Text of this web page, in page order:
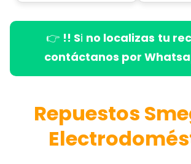
👉 !! Si no localizas tu
contáctanos por
Repuestos